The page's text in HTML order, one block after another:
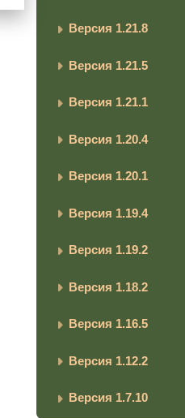
Версия 1.21.8
Версия 1.21.5
Версия 1.21.1
Версия 1.20.4
Версия 1.20.1
Версия 1.19.4
Версия 1.19.2
Версия 1.18.2
Версия 1.16.5
Версия 1.12.2
Версия 1.7.10